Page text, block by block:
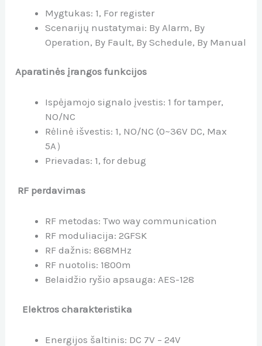
Mygtukas: 1, For register
Scenarijų nustatymai: By Alarm, By
Operation, By Fault, By Schedule, By Manual
Aparatinės įrangos funkcijos
Ispėjamojo signalo įvestis: 1 for tamper,
NO/NC
Rėlinė išvestis: 1, NO/NC (0~36V DC, Max
5A）
Prievadas: 1, for debug
RF perdavimas
RF metodas:Two way communication
RF moduliacija:2GFSK
RF dažnis:868MHz
RF nuotolis: 1800m
Belaidžio ryšio apsauga:AES-128
Elektros charakteristika
Energijos šaltinis: DC 7V – 24V